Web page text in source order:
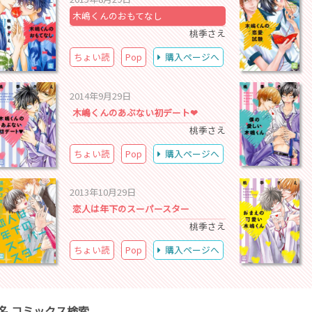
木嶋くんのおもてなし
桃季さえ
ちょい読
Pop 購入ページへ
2014年9月29日
木嶋くんのあぶない初デート❤
桃季さえ
ちょい読
Pop 購入ページへ
2013年10月29日
恋人は年下のスーパースター
桃季さえ
ちょい読
Pop 購入ページへ